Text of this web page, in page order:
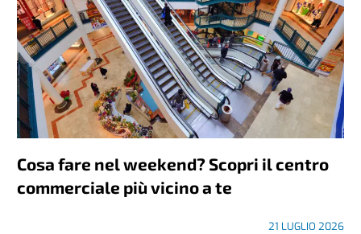
Cosa fare nel weekend? Scopri il centro
commerciale più vicino a te
21 LUGLIO 2026